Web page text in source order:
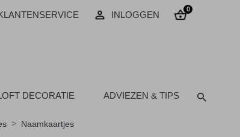
INLOGGEN
0
DECORATIE ADVIEZEN & TIPS
Naamkaartjes